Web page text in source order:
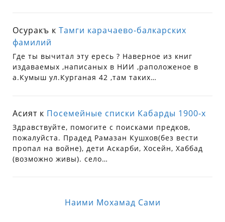
Осуракъ кТамги карачаево-балкарских
фамилий
Где ты вычитал эту ересь ? Наверное из книг
издаваемых ,написаных в НИИ ,раположеное в
а.Кумыш ул.Курганая 42 ,там таких…
Асият к Посемейные списки Кабарды 1900-х
Здравствуйте, помогите с поисками предков,
пожалуйста. Прадед Рамазан Кушхов(без вести
пропал на войне), дети Аскарби, Хосейн, Хаббад
(возможно живы). село…
Наими Мохамад Сами